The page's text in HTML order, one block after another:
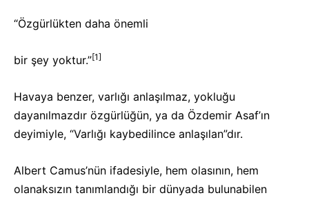
“Özgürlükten daha önemli
bir şey yoktur.”[1]
Havaya benzer, varlığı anlaşılmaz, yokluğu
dayanılmazdır özgürlüğün, ya da Özdemir Asaf’ın
deyimiyle, “Varlığı kaybedilince anlaşılan”dır.
Albert Camus’nün ifadesiyle, hem olasının, hem
olanaksızın tanımlandığı bir dünyada bulunabilen